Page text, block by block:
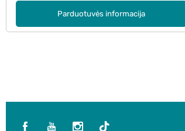
Parduotuvės informacija